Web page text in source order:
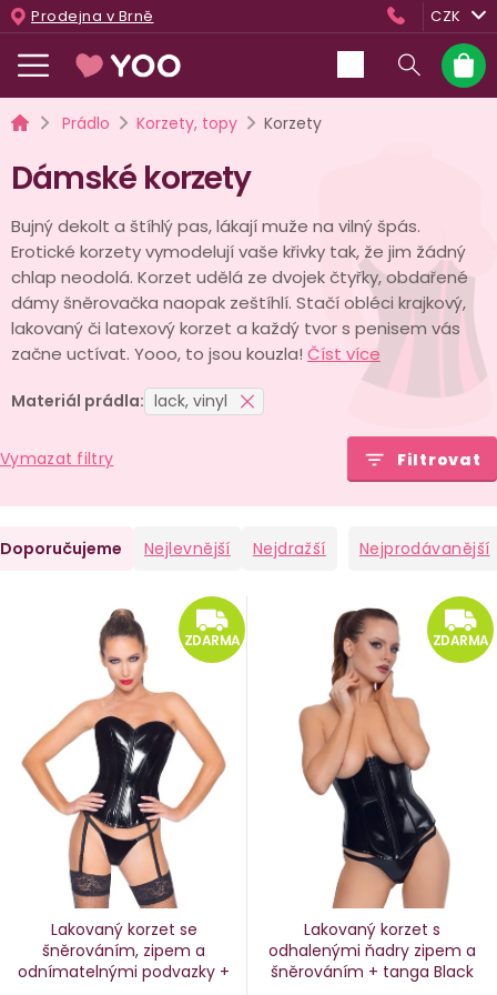
Přejít
na
obsah
Prodejna v Brně CZK
košík
DomůPrádlo Korzety, topy Korzety
Dámské korzety
Bujný dekolt a štíhlý pas, lákají muže na vilný špás.
Erotické korzety vymodelují vaše křivky tak, že jim žádný
chlap neodolá. Korzet udělá ze dvojek čtyřky, obdařené
dámy šněrovačka naopak zeštíhlí. Stačí obléci krajkový,
lakovaný či latexový korzet a každý tvor s penisem vás
začne uctívat. Yooo, to jsou kouzla! Číst více
Materiál prádla: lack, vinyl
Vymazat filtry Filtrovat
Doporučujeme Nejlevnější Nejdražší Nejprodávanější
ZDARMA
ZDARMA
Lakovaný korzet se
šněrováním, zipem a
odnímatelnými podvazky +
ZDARMA
Lakovaný korzet s
odhalenými ňadry zipem a
šněrováním + tanga Black